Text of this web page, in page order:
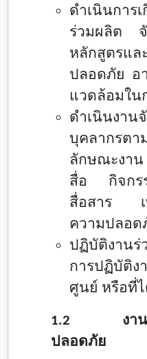
ดำเนินการ
ร่วมผลิต จั
หลักสูตรแล
ปลอดภัย อ
แวดล้อมใน
ดำเนินงาน
บุคลากรตา
ลักษณะงาน
สื่อ กิจกร
สื่อสาร เพื่
ความปลอด
ปฏิบัติงาน
การปฏิบัติง
ศูนย์ หรือที่
1.2 งานระ
ปลอดภัย